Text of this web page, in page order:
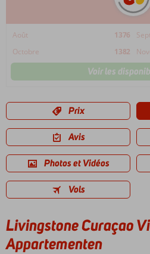
Août 1376
Octobre
1382
Voir les
Prix
Avis
Photos et Vidéos
Vols
Livingstone Curaçao
Appartementen